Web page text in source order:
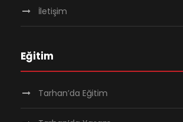
İletişim
Eğitim
Tarhan’da Eğitim